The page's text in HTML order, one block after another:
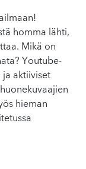
homma lähti,
Mikä on
Youtube-
ja aktiiviset
hieman